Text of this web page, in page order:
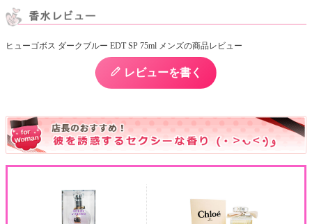
ヒューゴボス ダークブルー EDT SP 75ml メンズの商品レビュー
レビューを書く